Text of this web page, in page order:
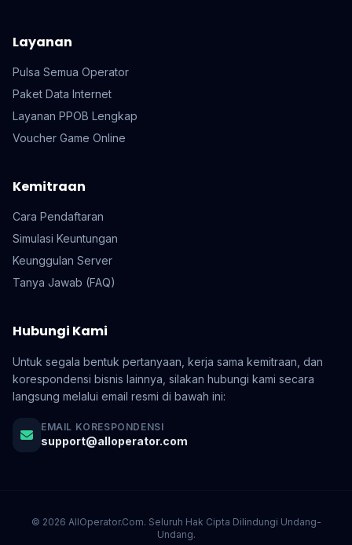
Layanan
Pulsa Semua Operator
Paket Data Internet
Layanan PPOB Lengkap
Voucher Game Online
Kemitraan
Cara Pendaftaran
Simulasi Keuntungan
Keunggulan Server
Tanya Jawab (FAQ)
Hubungi Kami
Untuk segala bentuk pertanyaan, kerja sama kemitraan, dan
korespondensi bisnis lainnya, silakan hubungi kami secara
langsung melalui email resmi di bawah ini:
EMAIL KORESPONDENSI
support@alloperator.com
© 2026 AllOperator.Com. Seluruh Hak Cipta Dilindungi Undang-
Undang.